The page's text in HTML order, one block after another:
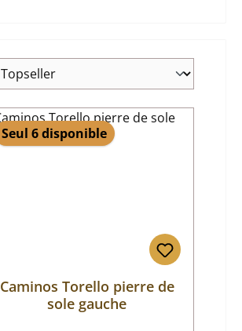
Seul 6 disponible
Caminos Torello pierre de
sole gauche